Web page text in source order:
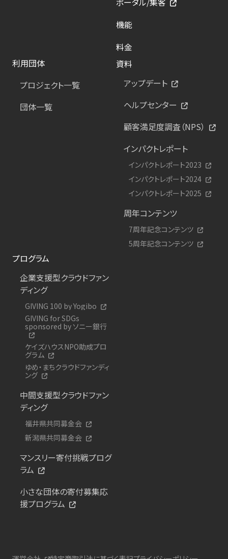
機能
料金
利用団体
プロジェクト一覧
団体一覧
資料
アップデート
ヘルプセンター
顧客満足度調査（NPS）
インパクトレポート
インパクトレポート2023
インパクトレポート2024
インパクトレポート2025
周年コンテンツ
7周年記念コンテンツ
5周年記念コンテンツ
プログラム
企業支援型クラウドファン
ディング
GIVING 100 by Yogibo
GIVING for SDGs
sponsored by ソニー銀行
ケイズハウスNPO助成プロ
グラム
ゆめ・まちクラウドファンディ
ング
中間支援型クラウドファン
ディング
福井県共同募金会
新潟県共同募金会
マンスリー寄付挑戦プログ
ラム
小さな団体の寄付募集応
援プログラム